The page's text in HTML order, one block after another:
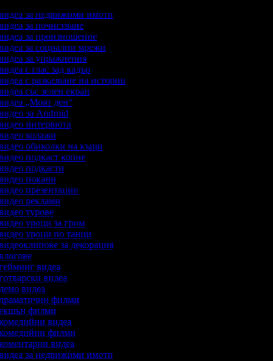
видеа за недвижими имоти
за почистване
за произношение
видеа за социални мрежи
за упражнения
с глас зад кадър
с разказване на истории
със зелен екран
„Моят ден“
за Android
интервюта
колажи
видео обиколки на къщи
подкаст копие
подкасти
покани
презентации
реклами
турове
уроци за грим
видео уроци по танци
за декорация
видеа
видеа
видеа
драматични филми
екшън филми
видеа
комедийни филми
видеа
видеа за недвижими имоти